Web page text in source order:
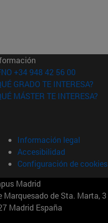
ventana)
+34 948 42 56 00
GRADO TE INTERESA?
MÁSTER TE INTERESA?
Información legal
Accesibilidad
Configuración de cookies
Madrid
Marquesado de Sta. Marta, 3
Madrid España